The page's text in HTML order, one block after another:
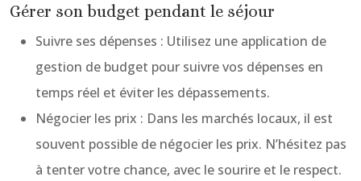
Gérer son budget pendant le séjour
Suivre ses dépenses : Utilisez une application de
gestion de budget pour suivre vos dépenses en
temps réel et éviter les dépassements.
Négocier les prix : Dans les marchés locaux, il est
souvent possible de négocier les prix. N’hésitez pas
à tenter votre chance, avec le sourire et le respect.